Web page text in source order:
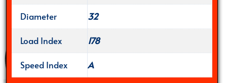
Diameter
32
Load Index
178
Speed Index
A